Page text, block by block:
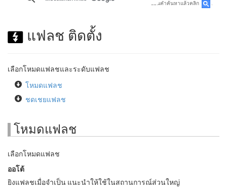
ป้อนคำค้นหาแล้วคลิก
แฟลช ติดตั้ง
เลือกโหมดแฟลชและระดับแฟลช
โหมดแฟลช
ชดเชยแฟลช
โหมดแฟลช
เลือกโหมดแฟลช
ออโต้
ยิงแฟลชเมื่อจำเป็น แนะนำให้ใช้ในสถานการณ์ส่วนใหญ่